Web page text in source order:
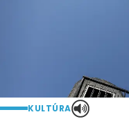
KULTÚRA